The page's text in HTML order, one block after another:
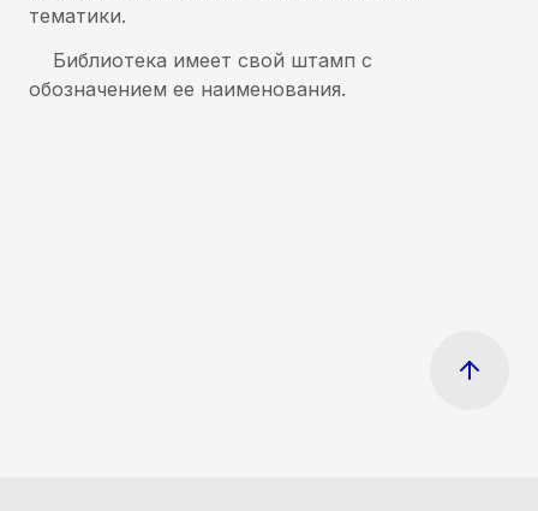
тематики.
Библиотека имеет свой штамп с
обозначением ее наименования.